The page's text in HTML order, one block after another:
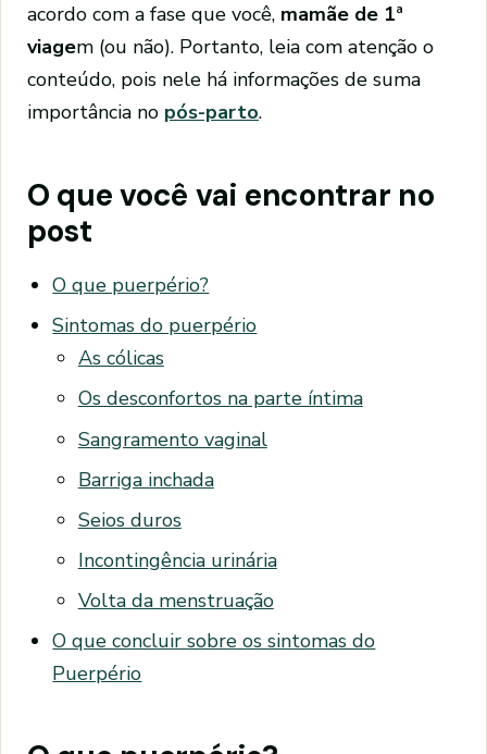
acordo com a fase que você, mamãe de 1ª
viagem (ou não). Portanto, leia com atenção o
conteúdo, pois nele há informações de suma
importância no pós-parto.
O que você vai encontrar no
post
O que puerpério?
Sintomas do puerpério
As cólicas
Os desconfortos na parte íntima
Sangramento vaginal
Barriga inchada
Seios duros
Incontingência urinária
Volta da menstruação
O que concluir sobre os sintomas do
Puerpério